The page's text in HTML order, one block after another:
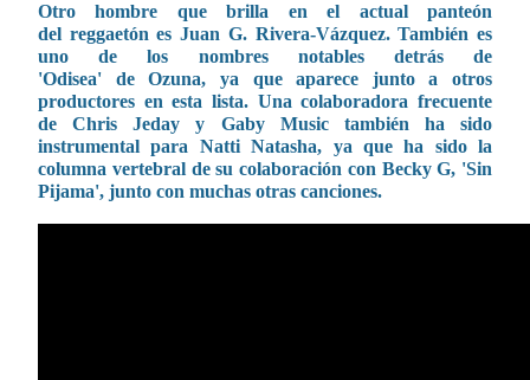
Otro hombre que brilla en el actual panteón
del reggaetón es Juan G. Rivera-Vázquez. También es
uno de los nombres notables detrás de
'Odisea' de Ozuna, ya que aparece junto a otros
productores en esta lista. Una colaboradora frecuente
de Chris Jeday y Gaby Music también ha sido
instrumental para Natti Natasha, ya que ha sido la
columna vertebral de su colaboración con Becky G, 'Sin
Pijama', junto con muchas otras canciones.